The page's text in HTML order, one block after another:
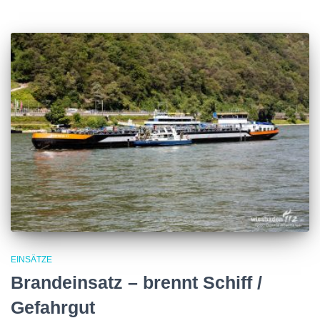
EINSÄTZE
Brandeinsatz – brennt Schiff /
Gefahrgut